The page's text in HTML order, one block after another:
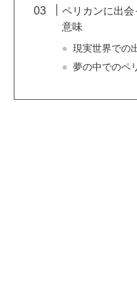
ペリカンに出
意味
現実世界での
夢の中でのペ